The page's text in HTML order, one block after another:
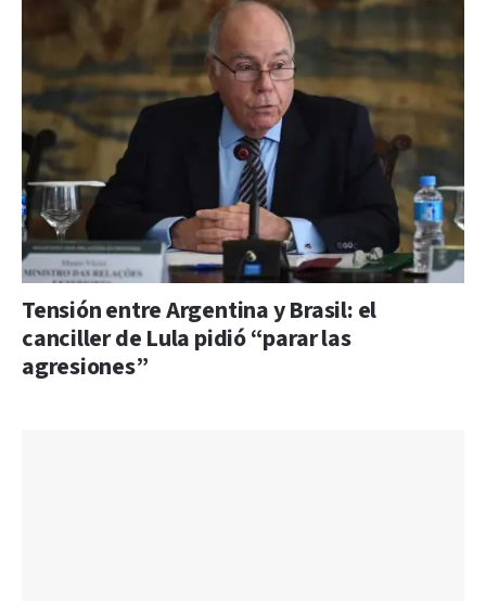
Tensión entre Argentina y Brasil: el
canciller de Lula pidió “parar las
agresiones”